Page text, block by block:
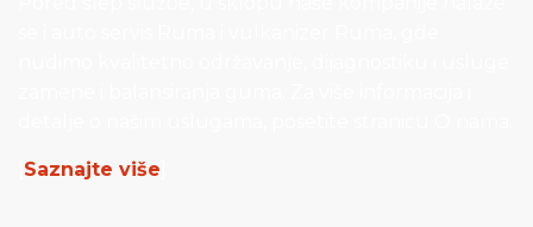
Saznajte više